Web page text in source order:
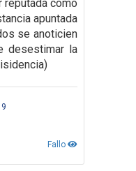
reputada como
apuntada
se anoticien
desestimar la
Fallo